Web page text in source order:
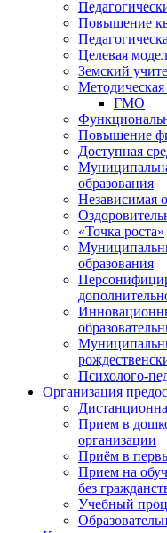
Повышение
Целевая
Земский
Методическая
ГМО
Повышение
Доступная
образования
Независимая
«Точка роста»
образования
Психолого-
Организация
Прием в
организации
Приём в
Прием на
без
Учебный